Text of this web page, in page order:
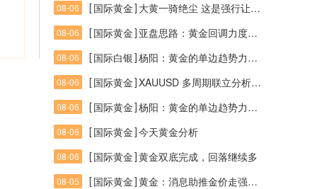
08-06 [国际黄金] 大黄一骑绝尘 这是强行让周线续命站稳4100让日线站4200开启反扑之态
08-06 [国际黄金] 亚盘思路：黄金回调力度欠缺，多空参与点位需耐心等待
08-06 [国际白银]杨阳：黄金的单边趋势力度来临！
08-06 [国际黄金]XAUUSD 多周期联立分析（周线W1 + 日线D1 + 4小时H4）
08-06 [国际黄金]杨阳：黄金的单边趋势力度来临！
08-06 [国际黄金]今天黄金分析
08-06 [国际黄金]黄金双底完成，回落继续多
08-05 [国际黄金]黄金：消息助推金价走强，能否一举突破区间壁垒打破震荡